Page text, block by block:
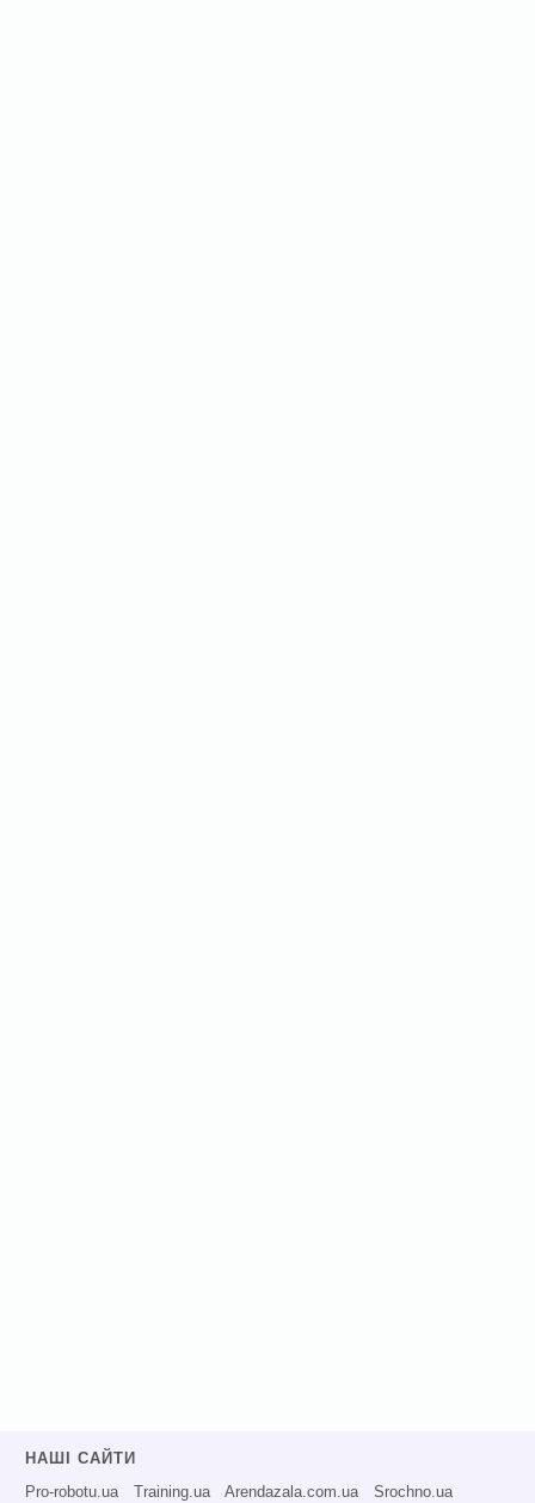
НАШІ САЙТИ
Pro-robotu.ua Training.ua Arendazala.com.ua Srochno.ua